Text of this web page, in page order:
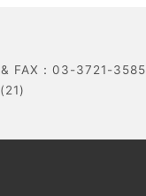
FAX：03-3721-3585